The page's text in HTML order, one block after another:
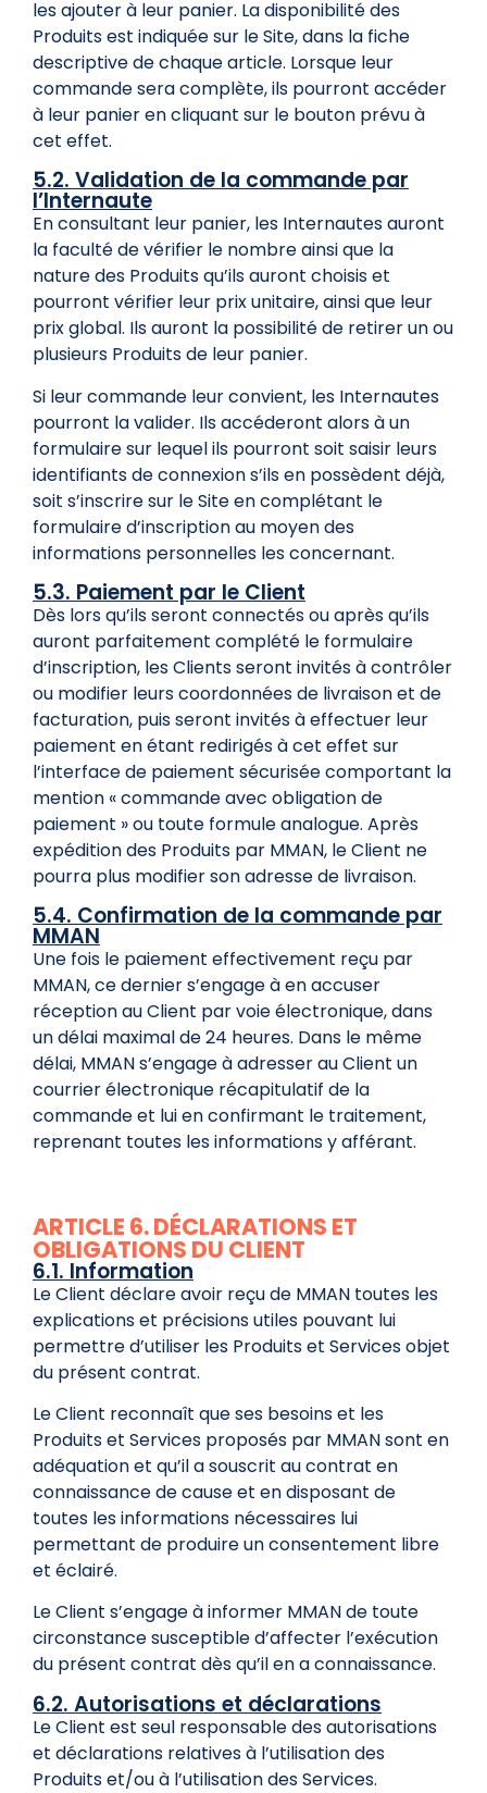
les ajouter à leur panier. La disponibilité des
Produits est indiquée sur le Site, dans la fiche
descriptive de chaque article. Lorsque leur
commande sera complète, ils pourront accéder
à leur panier en cliquant sur le bouton prévu à
cet effet.
5.2. Validation de la commande par
l’Internaute
En consultant leur panier, les Internautes auront
la faculté de vérifier le nombre ainsi que la
nature des Produits qu’ils auront choisis et
pourront vérifier leur prix unitaire, ainsi que leur
prix global. Ils auront la possibilité de retirer un ou
plusieurs Produits de leur panier.
Si leur commande leur convient, les Internautes
pourront la valider. Ils accéderont alors à un
formulaire sur lequel ils pourront soit saisir leurs
identifiants de connexion s’ils en possèdent déjà,
soit s’inscrire sur le Site en complétant le
formulaire d’inscription au moyen des
informations personnelles les concernant.
5.3. Paiement par le Client
Dès lors qu’ils seront connectés ou après qu’ils
auront parfaitement complété le formulaire
d’inscription, les Clients seront invités à contrôler
ou modifier leurs coordonnées de livraison et de
facturation, puis seront invités à effectuer leur
paiement en étant redirigés à cet effet sur
l’interface de paiement sécurisée comportant la
mention « commande avec obligation de
paiement » ou toute formule analogue. Après
expédition des Produits par MMAN, le Client ne
pourra plus modifier son adresse de livraison.
5.4. Confirmation de la commande par
MMAN
Une fois le paiement effectivement reçu par
MMAN, ce dernier s’engage à en accuser
réception au Client par voie électronique, dans
un délai maximal de 24 heures. Dans le même
délai, MMAN s’engage à adresser au Client un
courrier électronique récapitulatif de la
commande et lui en confirmant le traitement,
reprenant toutes les informations y afférant.
ARTICLE 6. DÉCLARATIONS ET
OBLIGATIONS DU CLIENT
6.1. Information
Le Client déclare avoir reçu de MMAN toutes les
explications et précisions utiles pouvant lui
permettre d’utiliser les Produits et Services objet
du présent contrat.
Le Client reconnaît que ses besoins et les
Produits et Services proposés par MMAN sont en
adéquation et qu’il a souscrit au contrat en
connaissance de cause et en disposant de
toutes les informations nécessaires lui
permettant de produire un consentement libre
et éclairé.
Le Client s’engage à informer MMAN de toute
circonstance susceptible d’affecter l’exécution
du présent contrat dès qu’il en a connaissance.
6.2. Autorisations et déclarations
Le Client est seul responsable des autorisations
et déclarations relatives à l’utilisation des
Produits et/ou à l’utilisation des Services.